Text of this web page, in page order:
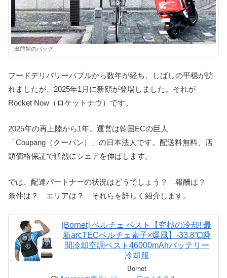
出前館のバッグ
フードデリバリーバブルから数年が経ち、しばしの平穏が訪
れましたが、2025年1月に新顔が登場しました。それが
Rocket Now（ロケットナウ）です。
2025年の再上陸から1年。運営は韓国ECの巨人
「Coupang（クーパン）」の日本法人です。配送料無料、店
頭価格保証で猛烈にシェアを伸ばします。
では、配達パートナーの状況はどうでしょう？ 報酬は？
条件は？ エリアは？ それらを詳しく紹介します。
[Bornet] ペルチェ ベスト【究極の冷却! 最
新arcTECペルチェ素子×爆風】-33.8℃瞬
間冷却空調ベスト46000mAhバッテリー
冷却服
Bornet